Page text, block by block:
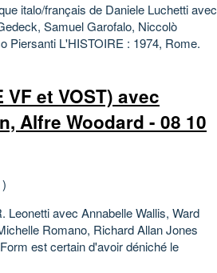
italo/français de Daniele Luchetti avec
Samuel Garofalo, Niccolò
Piersanti L'HISTOIRE : 1974, Rome.
VF et VOST) avec
Alfre Woodard - 08 10
)
Leonetti avec Annabelle Wallis, Ward
Romano, Richard Allan Jones
est certain d'avoir déniché le